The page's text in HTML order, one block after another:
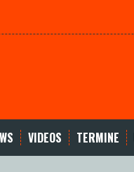
VIDEOS TERMINE